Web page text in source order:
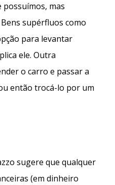
possuímos, mas
supérfluos como
para levantar
ele. Outra
o carro e passar a
então trocá-lo por um
sugere que qualquer
(em dinheiro